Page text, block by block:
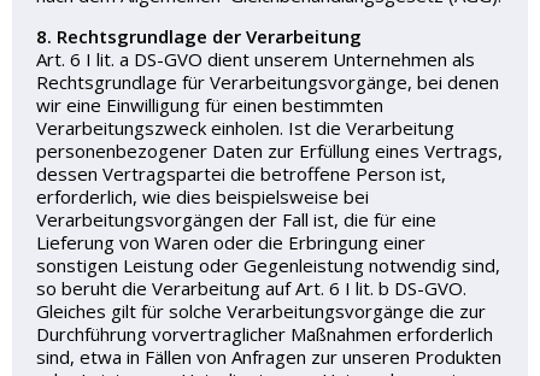
8. Rechtsgrundlage der Verarbeitung
Art. 6 I lit. a DS-GVO dient unserem Unternehmen als
Rechtsgrundlage für Verarbeitungsvorgänge, bei denen
wir eine Einwilligung für einen bestimmten
Verarbeitungszweck einholen. Ist die Verarbeitung
personenbezogener Daten zur Erfüllung eines Vertrags,
dessen Vertragspartei die betroffene Person ist,
erforderlich, wie dies beispielsweise bei
Verarbeitungsvorgängen der Fall ist, die für eine
Lieferung von Waren oder die Erbringung einer
sonstigen Leistung oder Gegenleistung notwendig sind,
so beruht die Verarbeitung auf Art. 6 I lit. b DS-GVO.
Gleiches gilt für solche Verarbeitungsvorgänge die zur
Durchführung vorvertraglicher Maßnahmen erforderlich
sind, etwa in Fällen von Anfragen zur unseren Produkten